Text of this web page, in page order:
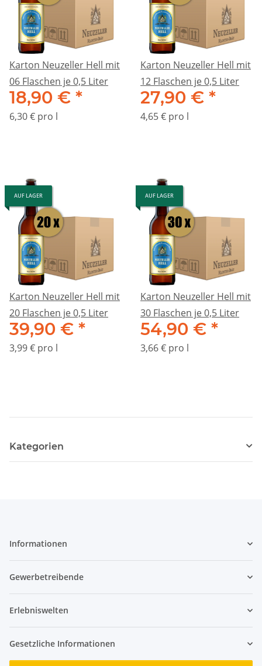
Karton Neuzeller Hell mit
06 Flaschen je 0,5 Liter
18,90 € *
6,30 € pro l
Karton Neuzeller Hell mit
12 Flaschen je 0,5 Liter
27,90 € *
4,65 € pro l
AUF LAGER
Karton Neuzeller Hell mit
20 Flaschen je 0,5 Liter
39,90 € *
3,99 € pro l
AUF LAGER
Karton Neuzeller Hell mit
30 Flaschen je 0,5 Liter
54,90 € *
3,66 € pro l
Kategorien
Informationen
Gewerbetreibende
Erlebniswelten
Gesetzliche Informationen